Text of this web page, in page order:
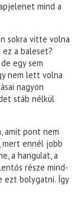
mind a
sokra vitte volna
a baleset?
egy sem
nem lett volna
nagyon
stáb nélkül
amit pont nem
mert ennél jobb
a hangulat, a
része mind-
ezt bolygatni. Így